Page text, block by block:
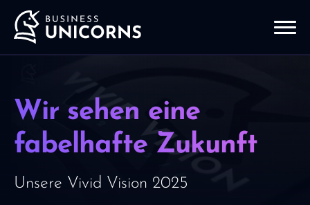
Wir sehen eine
fabelhafte Zukunft
Unsere Vivid Vision 2025